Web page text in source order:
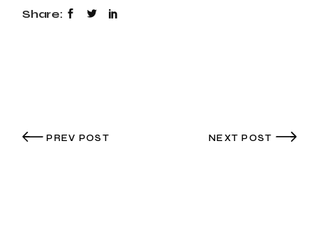
Share:
PREV POST NEXT POST